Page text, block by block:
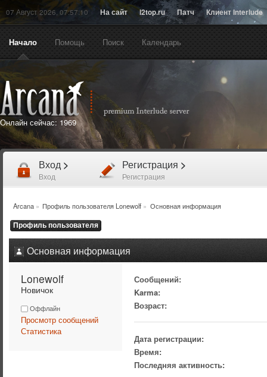
07 Август 2026, 07:57:10 На сайт l2top.ru Патч Клиент Interlude
Начало Помощь Поиск Календарь
Онлайн сейчас: 1969
Вход >
Вход
Регистрация >
Регистрация
Arcana» Профиль пользователя Lonewolf » Основная информация
Профиль пользователя
Основная информация
Lonewolf
Новичок
Оффлайн
Просмотр сообщений
Статистика
Сообщений:
Karma:
Возраст:
Дата регистрации:
Время:
Последняя активность: